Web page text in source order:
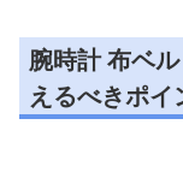
腕時計 布ベ
えるべきポイ